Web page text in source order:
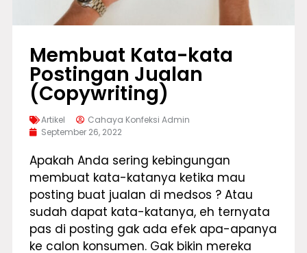
Membuat Kata-kata
Postingan Jualan
(Copywriting)
Artikel
Cahaya Konfeksi Admin
September 26, 2022
Apakah Anda sering kebingungan
membuat kata-katanya ketika mau
posting buat jualan di medsos ? Atau
sudah dapat kata-katanya, eh ternyata
pas di posting gak ada efek apa-apanya
ke calon konsumen. Gak bikin mereka